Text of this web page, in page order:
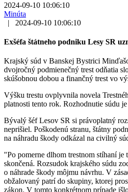
2024-09-10 10:06:10
Minúta
|
2024-09-10 10:06:10
Exšéfa štátneho podniku Lesy SR
Krajský súd v Banskej Bystrici
dvojročný podmienečný trest odňatia
skúšobnou dobou a finančný trest vo
Výšku trestu ovplyvnila novela
platnosti tento rok. Rozhodnutie súdu
Bývalý šéf Lesov SR si právoplatný
neprišiel. Poškodenú stranu, štátny
na náhradu škody odkázal na civilný
"Po pomerne dlhom trestnom stíhaní je
skončená. Rozsudok krajského súdu
o náhrade škody môjmu návrhu. V
obžalovaný patrí do skupiny, ktorej
zákon. V tomto konkrétnom prípade